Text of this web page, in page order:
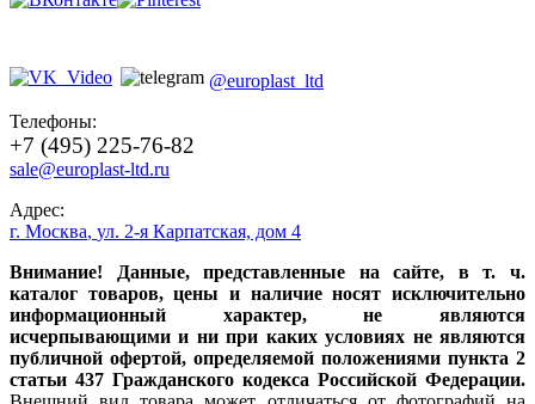
@europlast_ltd
Телефоны:
+7 (495) 225-76-82
sale@europlast-ltd.ru
Адрес:
г. Москва, ул. 2-я Карпатская, дом 4
Внимание! Данные, представленные на сайте, в т. ч.
каталог товаров, цены и наличие носят исключительно
информационный характер, не являются
исчерпывающими и ни при каких условиях не являются
публичной офертой, определяемой положениями пункта 2
статьи 437 Гражданского кодекса Российской Федерации.